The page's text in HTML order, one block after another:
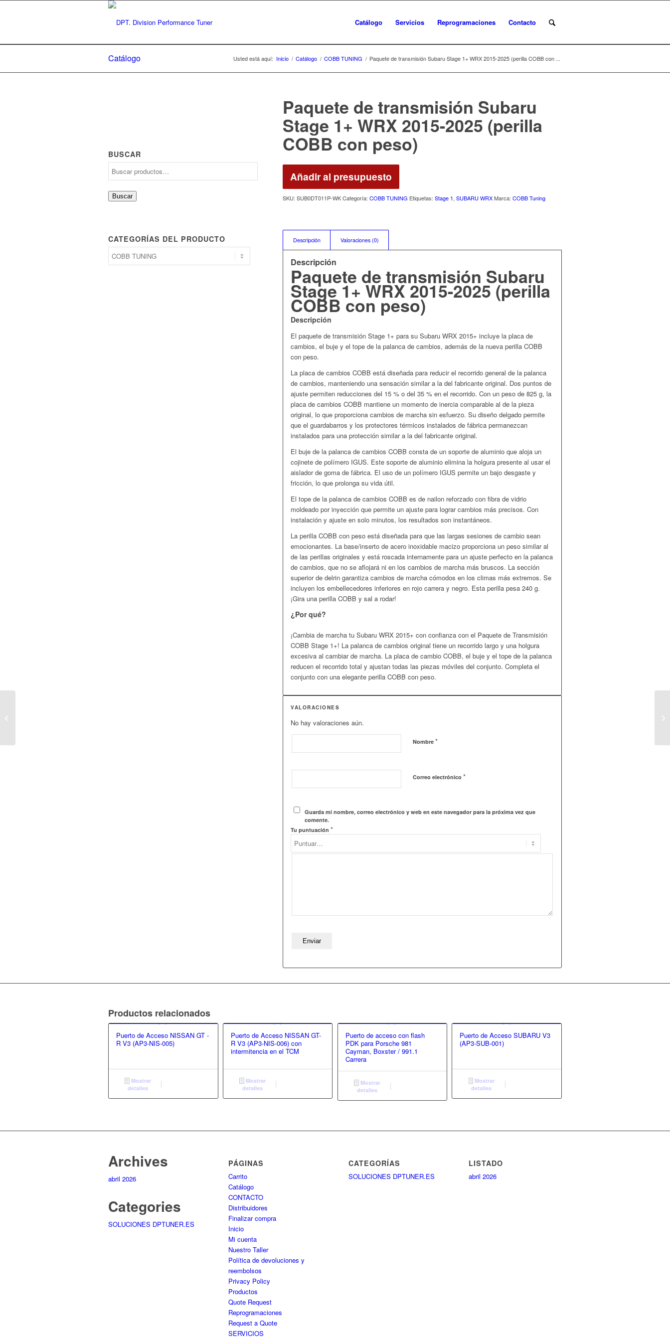
Catálogo Servicios Reprogramaciones Contacto
Catálogo Usted está aquí: Inicio / Catálogo / COBB TUNING / Paquete de transmisión Subaru Stage 1+ WRX 2015-2025 (perilla COBB con ...
BUSCAR
Buscar
CATEGORÍAS DEL PRODUCTO
Paquete de transmisión Subaru
Stage 1+ WRX 2015-2025 (perilla
COBB con peso)
Añadir al presupuesto
SKU:SUB0DT011P-WK Categoría:COBB TUNING Etiquetas:Stage 1,SUBARU WRX Marca:COBB Tuning
Descripción Valoraciones (0)
Descripción
Paquete de transmisión Subaru
Stage 1+ WRX 2015-2025 (perilla
COBB con peso)
Descripción
El paquete de transmisión Stage 1+ para su Subaru WRX 2015+ incluye la placa de
cambios, el buje y el tope de la palanca de cambios, además de la nueva perilla COBB
con peso.
La placa de cambios COBB está diseñada para reducir el recorrido general de la palanca
de cambios, manteniendo una sensación similar a la del fabricante original. Dos puntos de
ajuste permiten reducciones del 15 % o del 35 % en el recorrido. Con un peso de 825 g, la
placa de cambios COBB mantiene un momento de inercia comparable al de la pieza
original, lo que proporciona cambios de marcha sin esfuerzo. Su diseño delgado permite
que el guardabarros y los protectores térmicos instalados de fábrica permanezcan
instalados para una protección similar a la del fabricante original.
El buje de la palanca de cambios COBB consta de un soporte de aluminio que aloja un
cojinete de polímero IGUS. Este soporte de aluminio elimina la holgura presente al usar el
aislador de goma de fábrica. El uso de un polímero IGUS permite un bajo desgaste y
fricción, lo que prolonga su vida útil.
El tope de la palanca de cambios COBB es de nailon reforzado con fibra de vidrio
moldeado por inyección que permite un ajuste para lograr cambios más precisos. Con
instalación y ajuste en solo minutos, los resultados son instantáneos.
La perilla COBB con peso está diseñada para que las largas sesiones de cambio sean
emocionantes. La base/inserto de acero inoxidable macizo proporciona un peso similar al
de las perillas originales y está roscada internamente para un ajuste perfecto en la palanca
de cambios, que no se aflojará ni en los cambios de marcha más bruscos. La sección
superior de delrin garantiza cambios de marcha cómodos en los climas más extremos. Se
incluyen los embellecedores inferiores en rojo carrera y negro. Esta perilla pesa 240 g.
¡Gira una perilla COBB y sal a rodar!
¿Por qué?
¡Cambia de marcha tu Subaru WRX 2015+ con confianza con el Paquete de Transmisión
COBB Stage 1+! La palanca de cambios original tiene un recorrido largo y una holgura
excesiva al cambiar de marcha. La placa de cambio COBB, el buje y el tope de la palanca
reducen el recorrido total y ajustan todas las piezas móviles del conjunto. Completa el
conjunto con una elegante perilla COBB con peso.
VALORACIONES
No hay valoraciones aún.
Nombre*
Correo electrónico*
Guarda mi nombre, correo electrónico y web en este navegador para la próxima vez que
comente.
Tu puntuación*
Productos relacionados
Puerto de Acceso NISSAN GT -
R V3 (AP3-NIS-005)
Mostrar
detalles
Puerto de Acceso NISSAN GT-
R V3 (AP3-NIS-006) con
intermitencia en el TCM
Mostrar
detalles
Puerto de acceso con flash
PDK para Porsche 981
Cayman, Boxster / 991.1
Carrera
Mostrar
detalles
Puerto de Acceso SUBARU V3
(AP3-SUB-001)
Mostrar
detalles
Archives
abril 2026
Categories
SOLUCIONES DPTUNER.ES
PÁGINAS
Carrito
Catálogo
CONTACTO
Distribuidores
Finalizar compra
Inicio
Mi cuenta
Nuestro Taller
Política de devoluciones y
reembolsos
Privacy Policy
Productos
Quote Request
Reprogramaciones
Request a Quote
SERVICIOS
CATEGORÍAS
SOLUCIONES DPTUNER.ES
LISTADO
abril 2026